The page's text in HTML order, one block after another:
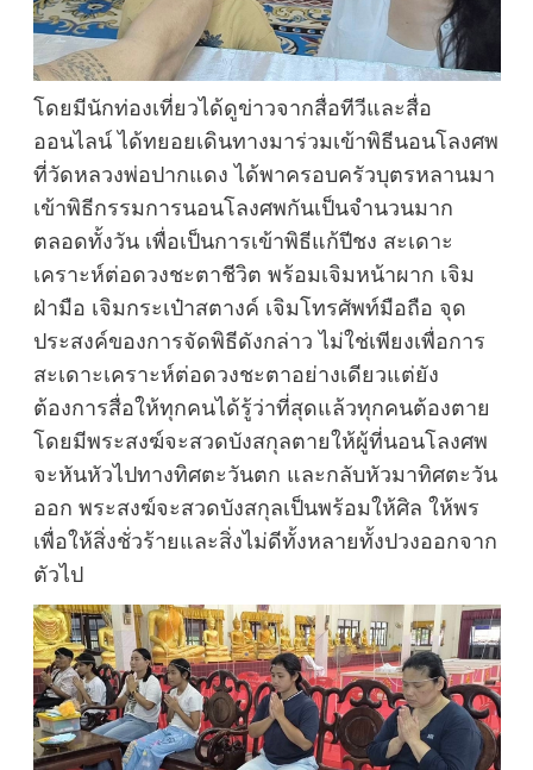
โดยมีนักท่องเที่ยวได้ดูข่าวจากสื่อทีวีและสื่อ
ออนไลน์ ได้ทยอยเดินทางมาร่วมเข้าพิธีนอนโลงศพ
ที่วัดหลวงพ่อปากแดง ได้พาครอบครัวบุตรหลานมา
เข้าพิธีกรรมการนอนโลงศพกันเป็นจำนวนมาก
ตลอดทั้งวัน เพื่อเป็นการเข้าพิธีแก้ปีชง สะเดาะ
เคราะห์ต่อดวงชะตาชีวิต พร้อมเจิมหน้าผาก เจิม
ฝ่ามือ เจิมกระเป๋าสตางค์ เจิมโทรศัพท์มือถือ จุด
ประสงค์ของการจัดพิธีดังกล่าว ไม่ใช่เพียงเพื่อการ
สะเดาะเคราะห์ต่อดวงชะตาอย่างเดียวแต่ยัง
ต้องการสื่อให้ทุกคนได้รู้ว่าที่สุดแล้วทุกคนต้องตาย
โดยมีพระสงฆ์จะสวดบังสกุลตายให้ผู้ที่นอนโลงศพ
จะหันหัวไปทางทิศตะวันตก และกลับหัวมาทิศตะวัน
ออก พระสงฆ์จะสวดบังสกุลเป็นพร้อมให้ศิล ให้พร
เพื่อให้สิ่งชั่วร้ายและสิ่งไม่ดีทั้งหลายทั้งปวงออกจาก
ตัวไป